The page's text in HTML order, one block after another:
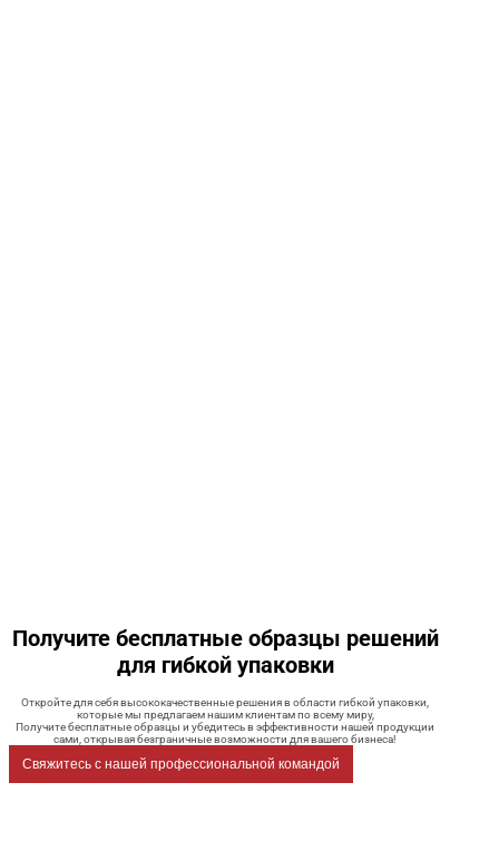
Получите бесплатные образцы решений
для гибкой упаковки
Откройте для себя высококачественные решения в области гибкой упаковки,
которые мы предлагаем нашим клиентам по всему миру,
Получите бесплатные образцы и убедитесь в эффективности нашей продукции
сами, открывая безграничные возможности для вашего бизнеса!
Свяжитесь с нашей профессиональной командой